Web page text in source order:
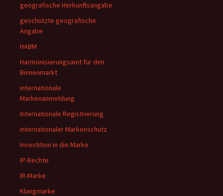
geografische Herkunftsangabe
geschützte geografische
Angabe
HABM
Harmonisierungsamt für den
Binnenmarkt
internationale
Markenanmeldung
Internationale Registrierung
internationaler Markenschutz
Investition in die Marke
IP-Rechte
IR-Marke
Klangmarke